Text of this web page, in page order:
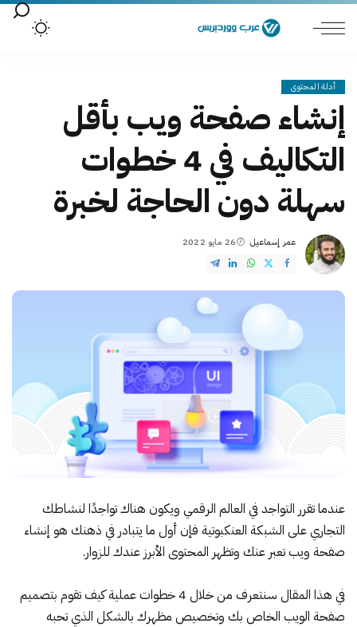
أدلة المحتوى
إنشاء صفحة ويب بأقل
التكاليف في 4 خطوات
سهلة دون الحاجة لخبرة
Posted
by
عمر إسماعيل 26 مايو 2022
عندما تقرر التواجد في العالم الرقمي ويكون هناك تواجدًا لنشاطك
التجاري على الشبكة العنكبوتية فإن أول ما يتبادر في ذهنك هو إنشاء
صفحة ويب تعبر عنك وتظهر المحتوى الأبرز عندك للزوار.
في هذا المقال سنتعرف من خلال 4 خطوات عملية كيف تقوم بتصميم
صفحة الويب الخاص بك وتخصيص مظهرك بالشكل الذي تحبه